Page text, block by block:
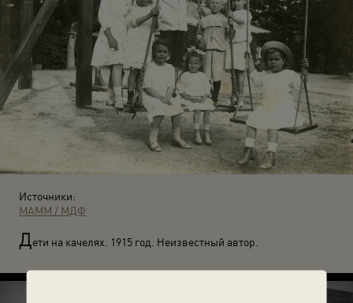
Источники:
МАММ / МДФ
Дети на качелях. 1915 год. Неизвестный автор.